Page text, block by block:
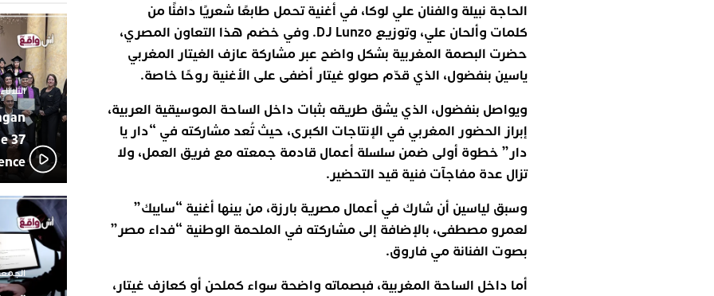
الحاجة نبيلة والفنان علي لوكا، في أغنية تحمل طابعًا شعريًا دافئًا من
كلمات وألحان علي، وتوزيع DJ Lunzo. وفي خضم هذا التعاون المصري،
حضرت البصمة المغربية بشكل واضح عبر مشاركة عازف الغيتار المغربي
ياسين بنفضول، الذي قدّم صولو غيتار أضفى على الأغنية روحًا خاصة.
‎ويواصل بنفضول، الذي يشق طريقه بثبات داخل الساحة الموسيقية العربية،
إبراز الحضور المغربي في الإنتاجات الكبرى، حيث تُعد مشاركته في “دار يا
دار” خطوة أولى ضمن سلسلة أعمال قادمة جمعته مع فريق العمل، ولا
تزال عدة مفاجآت فنية قيد التحضير.
‎وسبق لياسين أن شارك في أعمال مصرية بارزة، من بينها أغنية “سايبك”
لعمرو مصطفى، بالإضافة إلى مشاركته في الملحمة الوطنية “فداء مصر”
بصوت الفنانة مي فاروق.
‎أما داخل الساحة المغربية، فبصماته واضحة سواء كملحن أو كعازف غيتار،
13:02 محمد
22:36 أبوظبي
العرش
بن زايد
13:30دنيا
بأداء
19:11يقظة
مثيرة
بالجديدة
17:27اتحاد
دورة
الثلاثاء 10 مارس 2026 -
37
الجمعة 26 ديسمبر